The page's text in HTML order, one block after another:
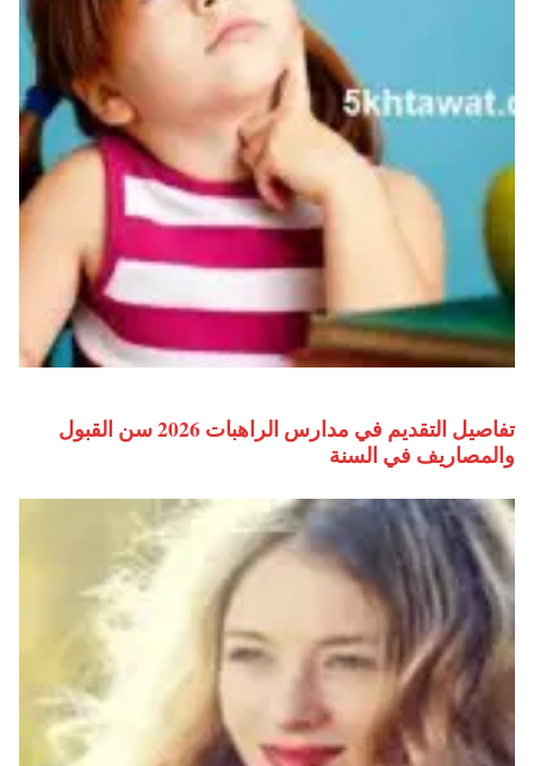
تفاصيل التقديم في مدارس الراهبات 2026 سن القبول
والمصاريف في السنة